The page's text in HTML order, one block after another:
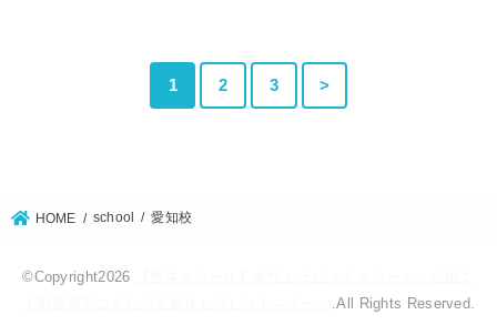
1 2 3 >
HOME school 愛知校
©Copyright2026
.All Rights Reserved.